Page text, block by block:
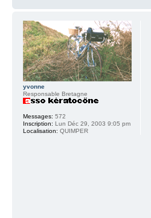
yvonne
Responsable Bretagne
Messages: 572
Inscription: Lun Déc 29, 2003 9:05 pm
Localisation: QUIMPER